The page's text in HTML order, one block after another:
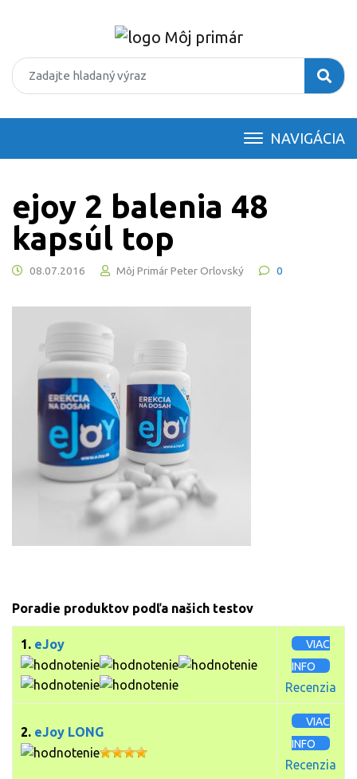
NAVIGÁCIA
ejoy 2 balenia 48
kapsúl top
08.07.2016 Môj Primár Peter Orlovský 0
Poradie produktov podľa našich testov
1. eJoy
VIAC
INFO
Recenzia
2. eJoy LONG
VIAC
INFO
Recenzia